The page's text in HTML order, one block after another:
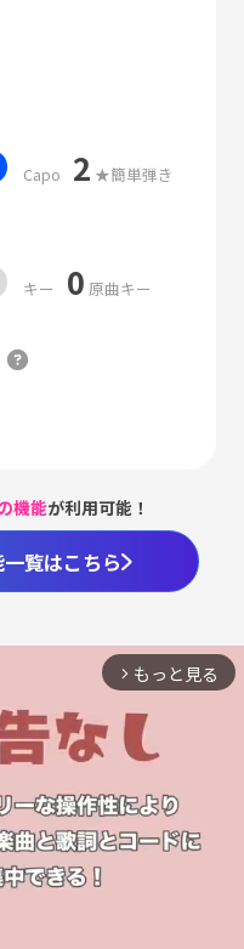
Capo 2 ★簡単弾き
キー 0 原曲キー
機能が利用可能！
覧はこちら
arrow_forward_ios もっと見る